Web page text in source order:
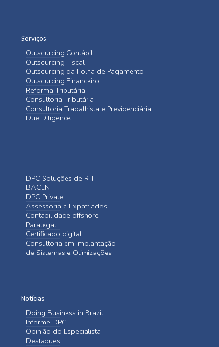
Serviços
Outsourcing Contábil
Outsourcing Fiscal
Outsourcing da Folha de Pagamento
Outsourcing Financeiro
Reforma Tributária
Consultoria Tributária
Consultoria Trabalhista e Previdenciária
Due Diligence
DPC Soluções de RH
BACEN
DPC Private
Assessoria a Expatriados
Contabilidade offshore
Paralegal
Certificado digital
Consultoria em Implantação
de Sistemas e Otimizações
Notícias
Doing Business in Brazil
Informe DPC
Opinião do Especialista
Destaques